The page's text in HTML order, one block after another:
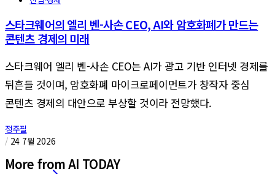
스타크웨어의 엘리 벤-사손 CEO, AI와 암호화폐가 만드는
콘텐츠 경제의 미래
스타크웨어 엘리 벤-사손 CEO는 AI가 광고 기반 인터넷 경제를
뒤흔들 것이며, 암호화폐 마이크로페이먼트가 창작자 중심
콘텐츠 경제의 대안으로 부상할 것이라 전망했다.
정주필
/ 24 7월 2026
More from AI TODAY